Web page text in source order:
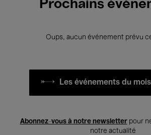
Prochains
Oups, aucun événement prévu
Les événements du
Abonnez-vous à notre newsletterpour
notre actualité